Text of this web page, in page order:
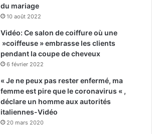
du mariage
10 août 2022
Vidéo: Ce salon de coiffure où une
»coiffeuse » embrasse les clients
pendant la coupe de cheveux
6 février 2022
« Je ne peux pas rester enfermé, ma
femme est pire que le coronavirus « ,
déclare un homme aux autorités
italiennes-Vidéo
20 mars 2020